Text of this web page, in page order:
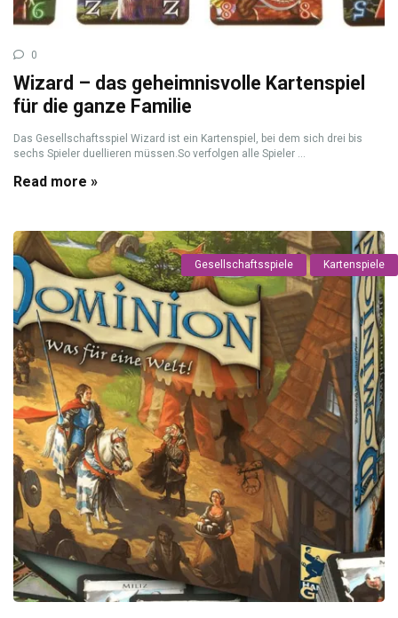
0
Wizard – das geheimnisvolle Kartenspiel
für die ganze Familie
Das Gesellschaftsspiel Wizard ist ein Kartenspiel, bei dem sich drei bis
sechs Spieler duellieren müssen.So verfolgen alle Spieler ...
Read more »
Gesellschaftsspiele Kartenspiele